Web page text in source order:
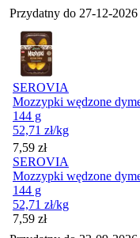
Przydatny do 27-12-2026
SEROVIA
Mozzypki wędzone
144 g
52,71 zł/kg
Cena
7,59 zł
SEROVIA
Mozzypki wędzone
144 g
52,71 zł/kg
Cena
7,59 zł